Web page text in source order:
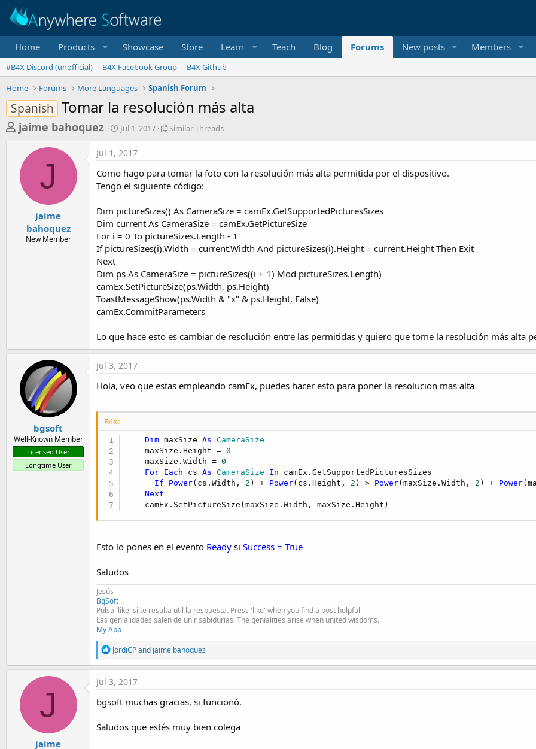
Home Products Showcase Store Learn Teach Blog Forums New posts Members
#B4X Discord (unofficial) B4X Facebook Group
B4X Github
Home
Forums More Languages Spanish Forum
Spanish Tomar la resolución más alta
T
e
a
jaime bahoquez
S
t
r
d
a
e
Jul 1, 2017
S
a
r
h
r
e
a
d
Similar Threads
J
jaime
bahoquez
New Member
Jul 1, 2017
Como hago para tomar la foto con la resolución más alta permitida por el dispositivo.
Tengo el siguiente código:
Dim pictureSizes() As CameraSize = camEx.GetSupportedPicturesSizes
Dim current As CameraSize = camEx.GetPictureSize
For i = 0 To pictureSizes.Length - 1
If pictureSizes(i).Width = current.Width And pictureSizes(i).Height = current.Height Then Exit
Next
Dim ps As CameraSize = pictureSizes((i + 1) Mod pictureSizes.Length)
camEx.SetPictureSize(ps.Width, ps.Height)
ToastMessageShow(ps.Width & "x" & ps.Height, False)
camEx.CommitParameters
Lo que hace esto es cambiar de resolución entre las permitidas y quiero que tome la resolución más alta
bgsoft
Well-Known Member
Licensed User
Longtime User
Jul 3, 2017
Hola, veo que estas empleando camEx, puedes hacer esto para poner la resolucion mas alta
B4X:
Dim maxSize As CameraSize
    maxSize.Height =
0
    maxSize.Width =
0
For Each cs As CameraSize In camEx.GetSupportedPicturesSizes
If
Power(cs.Width, 2 ) + Power(cs.Height, 2 ) > Power(maxSize.Width, 2 ) + Power
Next
    camEx.SetPictureSize(maxSize.Width, maxSize.Height)
Esto lo pones en el evento Ready si Success = True
Saludos
Jesús
BgSoft
Pulsa 'like' si te resulta util la respuesta. Press 'like' when you find a post helpful
Las genialidades salen de unir sabidurias. The genialities arise when united wisdoms.
My App
R
e
a
c
t
o
s
JordiCPand jaime bahoquez
J
jaime
Jul 3, 2017
bgsoft muchas gracias, si funcionó.
Saludos que estés muy bien colega